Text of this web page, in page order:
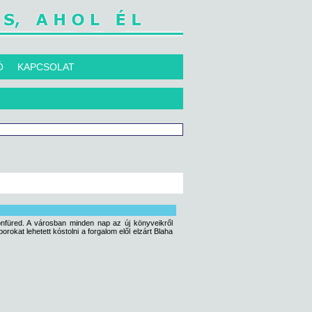
KAPCSOLAT
A városban minden nap az új könyveikről
lehetett kóstolni a forgalom elől elzárt Blaha